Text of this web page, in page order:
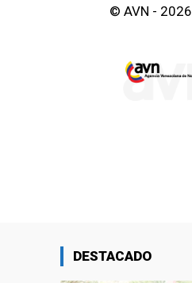
© AVN - 2026
DESTACADO